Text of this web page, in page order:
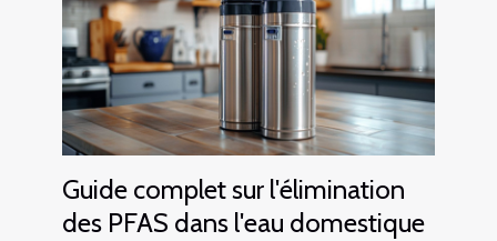
Guide complet sur l'élimination
des PFAS dans l'eau domestique